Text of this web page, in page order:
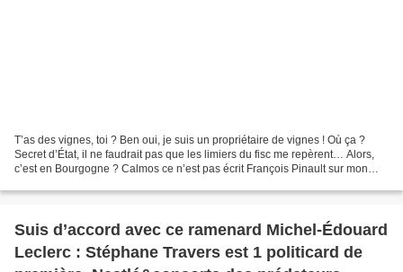
T’as des vignes, toi ? Ben oui, je suis un propriétaire de vignes ! Où ça ?
Secret d’État, il ne faudrait pas que les limiers du fisc me repèrent… Alors,
c’est en Bourgogne ? Calmos ce n’est pas écrit François Pinault sur mon
Suis d’accord avec ce ramenard Michel-Édouard
Leclerc : Stéphane Travers est 1 politicard de